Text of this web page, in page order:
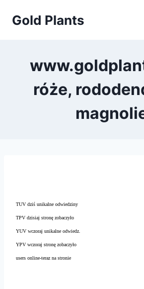
Gold Plants
róże,
TUV dziś unikalne odwiedziny
TPV dzisiaj stronę zobaczyło
YUV wczoraj unikalne odwiedz.
YPV wczoraj stronę zobaczyło
users online-teraz na stronie